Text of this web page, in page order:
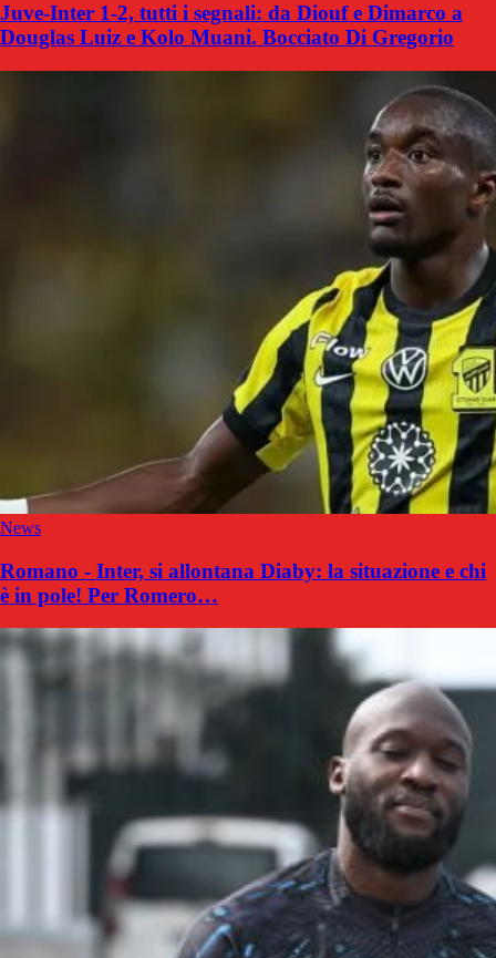
Juve-Inter 1-2, tutti i segnali: da Diouf e Dimarco a
Douglas Luiz e Kolo Muani. Bocciato Di Gregorio
News
Romano - Inter, si allontana Diaby: la situazione e chi
è in pole! Per Romero…